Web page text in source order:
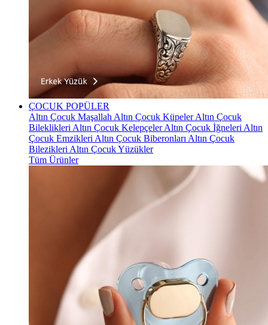
ÇOCUK POPÜLER
Altın Çocuk Maşallah Altın Çocuk KüpelerAltın Çocuk
Bileklikleri Altın Çocuk KelepçelerAltın Çocuk İğneleri Altın
Çocuk Emzikleri Altın Çocuk Biberonları Altın Çocuk
Bilezikleri Altın Çocuk Yüzükler
Tüm Ürünler